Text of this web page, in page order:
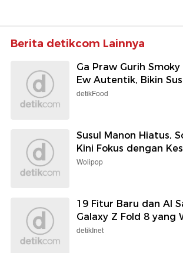
Berita detikcom Lainnya
Ga Praw Gurih
Ew Autentik, Bikin
detikFood
Susul Manon Hiatus,
Kini Fokus dengan
Wolipop
19 Fitur Baru dan AI
Galaxy Z Fold 8 yang
detikInet